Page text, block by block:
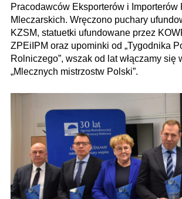
Pracodawców Eksporterów i Importerów
Mleczarskich. Wręczono puchary
KZSM, statuetki ufundowane przez
ZPEiIPM oraz upominki od „Tygodnika
Rolniczego”, wszak od lat włączamy się
„Mlecznych mistrzostw Polski”.